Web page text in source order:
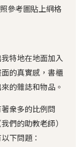
參考圖貼上網格
特地在地面加入
的真實感，書櫃
的雜誌和物品。
衆多的比例問
們的助教老師）
下問題：